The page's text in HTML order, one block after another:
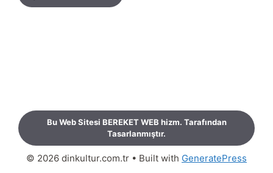
Bu Web Sitesi BEREKET WEB hizm. Tarafından
Tasarlanmıştır.
© 2026 dinkultur.com.tr • Built with GeneratePress